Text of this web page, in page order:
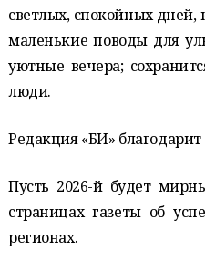
светлых, спокойных дней,
маленькие поводы для
уютные вечера;
люди.
Редакция «БИ»
Пусть 2026-й будет
страницах газеты об
регионах.